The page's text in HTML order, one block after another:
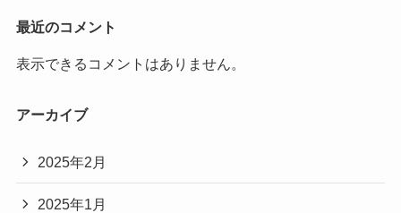
最近のコメント
表示できるコメントはありません。
アーカイブ
2025年2月
2025年1月